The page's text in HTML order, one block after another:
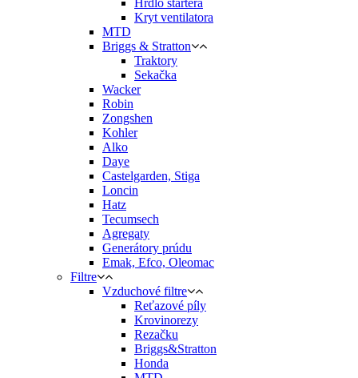
Hrdlo startera
Kryt ventilatora
MTD
Briggs & Stratton
Traktory
Sekačka
Wacker
Robin
Zongshen
Kohler
Alko
Daye
Castelgarden, Stiga
Loncin
Hatz
Tecumsech
Agregaty
Generátory prúdu
Emak, Efco, Oleomac
Filtre
Vzduchové filtre
Reťazové píly
Krovinorezy
Rezačku
Briggs&Stratton
Honda